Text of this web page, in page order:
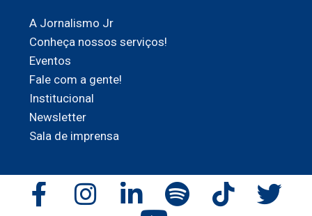
A Jornalismo Jr
Conheça nossos serviços!
Eventos
Fale com a gente!
Institucional
Newsletter
Sala de imprensa